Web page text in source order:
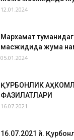
12.01.2024
Мархамат
масжидида жума
05.01.2024
ҚУРБОНЛИК
ФАЗИЛАТЛАРИ
16.07.2021
16.07.2021 й.